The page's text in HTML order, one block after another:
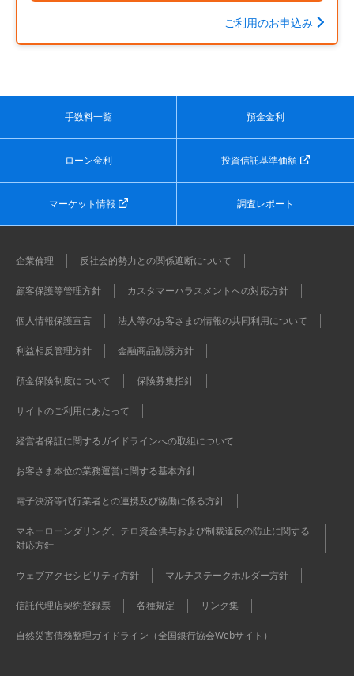
ご利用のお申込み
手数料一覧 預金金利
ローン金利 投資信託基準価額
マーケット情報 調査レポート
企業倫理 反社会的勢力との関係遮断について
顧客保護等管理方針 カスタマーハラスメントへの対応方針
個人情報保護宣言 法人等のお客さまの情報の共同利用について
利益相反管理方針 金融商品勧誘方針
預金保険制度について 保険募集指針
サイトのご利用にあたって
経営者保証に関するガイドラインへの取組について
お客さま本位の業務運営に関する基本方針
電子決済等代行業者との連携及び協働に係る方針
マネーローンダリング、テロ資金供与および制裁違反の防止に関する
対応方針
ウェブアクセシビリティ方針 マルチステークホルダー方針
信託代理店契約登録票 各種規定 リンク集
自然災害債務整理ガイドライン（全国銀行協会Webサイト）